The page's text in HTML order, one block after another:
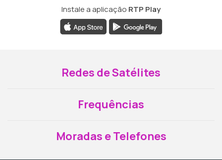
Instale a aplicação RTP Play
Redes de Satélites
Frequências
Moradas e Telefones